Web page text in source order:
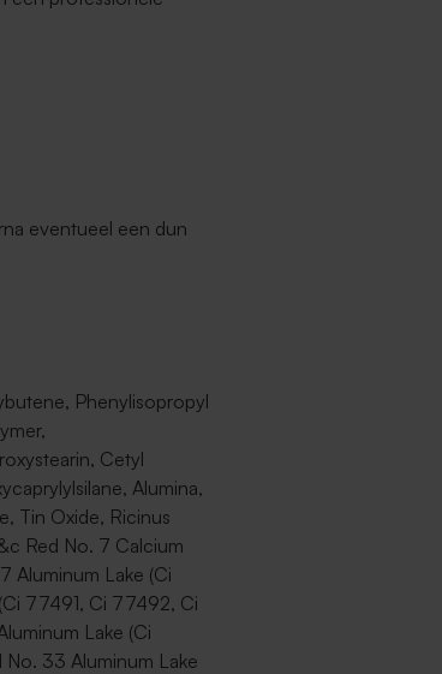
eventueel een dun
Phenylisopropyl
Cetyl
Alumina,
Tin Oxide, Ricinus
Red No. 7 Calcium
Aluminum Lake (Ci
77491, Ci 77492, Ci
Lake (Ci
No. 33 Aluminum Lake